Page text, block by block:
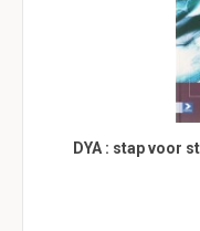
DYA : stap voor